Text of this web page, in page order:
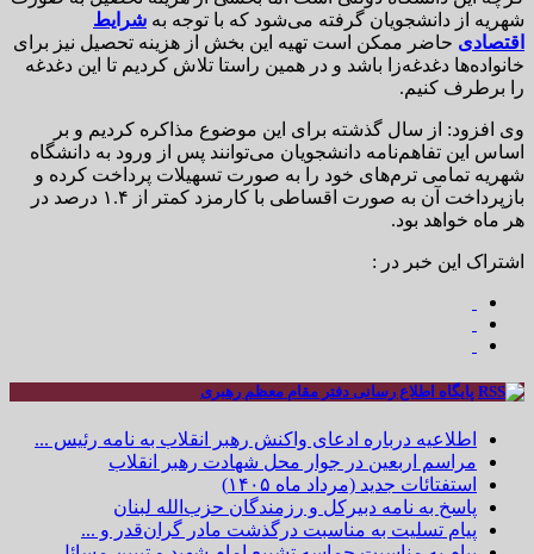
شهریه از دانشجویان گرفته می‌شود که با توجه به شرایط
اقتصادی حاضر ممکن است تهیه این بخش از هزینه تحصیل نیز برای
خانواده‌ها دغدغه‌زا باشد و در همین راستا تلاش کردیم تا این دغدغه
را برطرف کنیم.
وی افزود: از سال گذشته برای این موضوع مذاکره کردیم و بر
اساس این تفاهم‌نامه دانشجویان می‌توانند پس از ورود به دانشگاه
شهریه تمامی ترم‌های خود را به صورت تسهیلات پرداخت کرده و
بازپرداخت آن به صورت اقساطی با کارمزد کمتر از ۱.۴ درصد در
هر ماه خواهد بود.
اشتراک این خبر در :
پایگاه اطلاع رسانی دفتر مقام معظم رهبری
اطلاعیه درباره ادعای واکنش رهبر انقلاب به نامه رئیس ...
مراسم اربعین در جوار محل شهادت رهبر انقلاب
استفتائات جدید (مرداد ماه ۱۴۰۵)
پاسخ به نامه دبیرکل و رزمندگان حزب‌الله لبنان
پیام تسلیت به مناسبت درگذشت مادر گران‌قدر و ...